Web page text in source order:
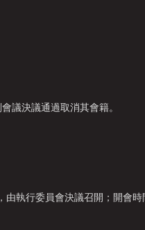
議決議通過取消其會籍。
執行委員會決議召開；開會